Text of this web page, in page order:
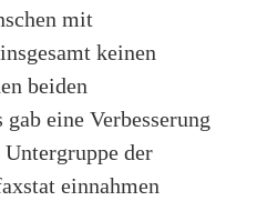
mit
keinen
beiden
eine Verbesserung
der
einnahmen